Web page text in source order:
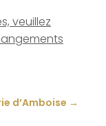
veuillez
d’Amboise →